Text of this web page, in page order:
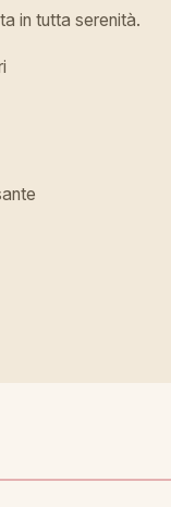
in tutta serenità.